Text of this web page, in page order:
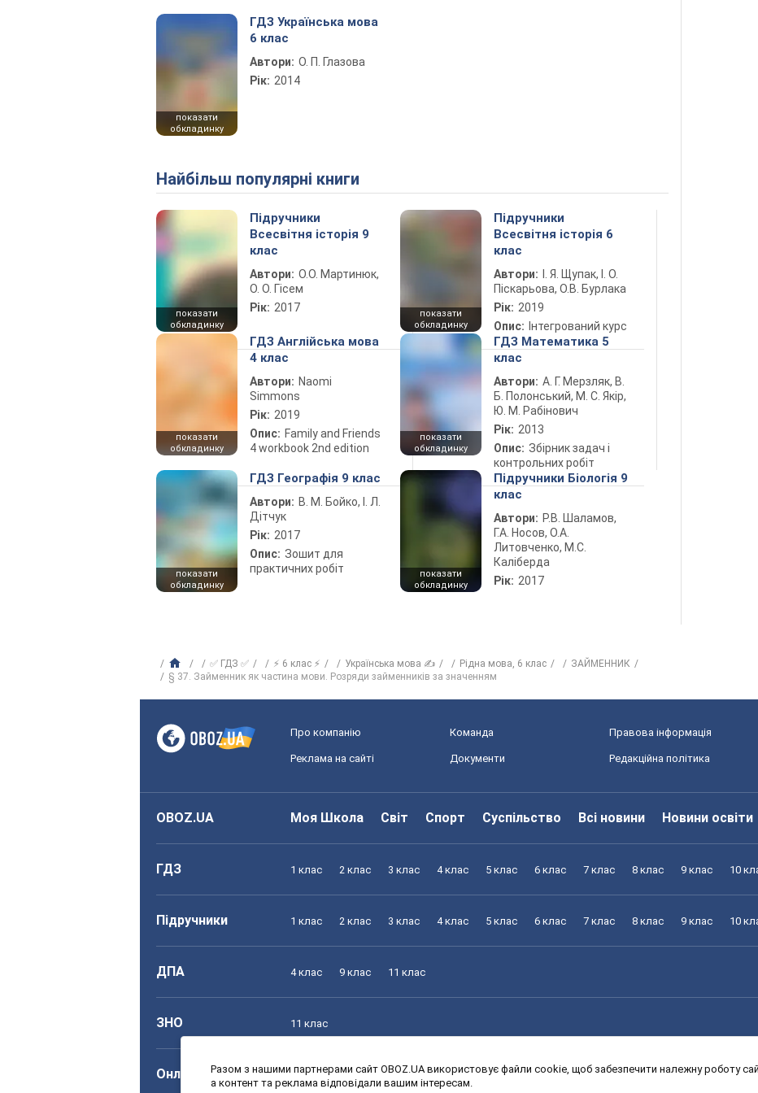
показати
обкладинку
ГДЗ Українська мова
6 клас
Автори: О. П. Глазова
Рік: 2014
Найбільш популярні книги
показати
обкладинку
Підручники
Всесвітня історія 9
клас
Автори: О.О. Мартинюк,
О. О. Гісем
Рік: 2017
показати
обкладинку
Підручники
Всесвітня історія 6
клас
Автори:
І. Я. Щупак, І. О.
Піскарьова, О.В. Бурлака
Рік: 2019
Опис: Інтегрований курс
показати
обкладинку
ГДЗ Англійська мова
4 клас
Автори: Naomi
Simmons
Рік: 2019
Опис: Family and Friends
4 workbook 2nd edition
показати
обкладинку
ГДЗ Математика 5
клас
Автори: А. Г. Мерзляк, В.
Б. Полонський, М. С. Якір,
Ю. М. Рабінович
Рік: 2013
Опис: Збірник задач і
контрольних робіт
показати
обкладинку
ГДЗ Географія 9 клас
Автори: В. М. Бойко, І. Л.
Дітчук
Рік: 2017
Опис: Зошит для
практичних робіт
показати
обкладинку
Підручники Біологія 9
клас
Автори: Р.В. Шаламов,
Г.А. Носов, О.А.
Литовченко, М.С.
Каліберда
Рік: 2017
✅ ГДЗ ✅ ⚡ 6 клас ⚡ Українська мова ✍ Рідна мова, 6 клас
ЗАЙМЕННИК
§ 37. Займенник як частина мови. Розряди займенників за значенням
Про компанію Команда Правова інформація
Реклама на сайті Документи Редакційна політика
OBOZ.UA Моя Школа Світ Спорт Суспільство Всі новини Новини освіти
ГДЗ 1 клас 2 клас 3 клас 4 клас 5 клас 6 клас 7 клас 8 клас 9 клас 10
Підручники 1 клас 2 клас 3 клас 4 клас 5 клас 6 клас 7 клас 8 клас 9 клас 10
ДПА 4 клас 9 клас 11 клас
ЗНО 11 клас
Онлайн уроки 1 клас 2 клас 3 клас 4 клас 5 клас 6 клас 7 клас 8 клас 9 клас 10
Разом з нашими партнерами сайт OBOZ.UA використовує файли cookie, щоб забезпечити належну роботу
а контент та реклама відповідали вашим інтересам.